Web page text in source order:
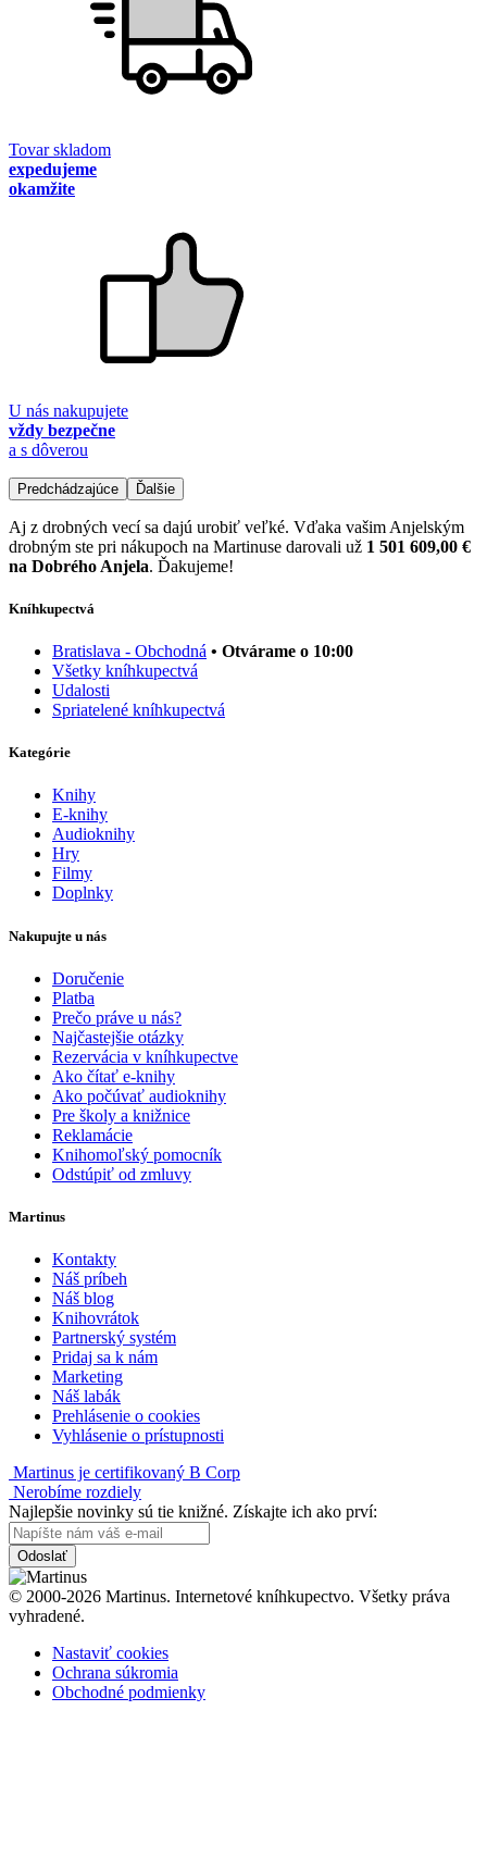
Tovar skladom
expedujeme
okamžite
U nás nakupujete
vždy bezpečne
a s dôverou
Predchádzajúce Ďalšie
Aj z drobných vecí sa dajú urobiť veľké. Vďaka vašim Anjelským
drobným ste pri nákupoch na Martinuse darovali už 1 501 609,00 €
na Dobrého Anjela. Ďakujeme!
Kníhkupectvá
Bratislava - Obchodná • Otvárame o 10:00
Všetky kníhkupectvá
Udalosti
Spriatelené kníhkupectvá
Kategórie
Knihy
E-knihy
Audioknihy
Hry
Filmy
Doplnky
Nakupujte u nás
Doručenie
Platba
Prečo práve u nás?
Najčastejšie otázky
Rezervácia v kníhkupectve
Ako čítať e-knihy
Ako počúvať audioknihy
Pre školy a knižnice
Reklamácie
Knihomoľský pomocník
Odstúpiť od zmluvy
Martinus
Kontakty
Náš príbeh
Náš blog
Knihovrátok
Partnerský systém
Pridaj sa k nám
Marketing
Náš labák
Prehlásenie o cookies
Vyhlásenie o prístupnosti
Martinus je certifikovaný B Corp
Nerobíme rozdiely
Najlepšie novinky sú tie knižné. Získajte ich ako prví:
Odoslať
© 2000-2026 Martinus. Internetové kníhkupectvo. Všetky práva
vyhradené.
Nastaviť cookies
Ochrana súkromia
Obchodné podmienky